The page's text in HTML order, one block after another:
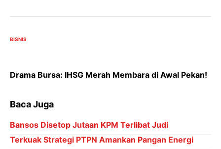
BISNIS
Drama Bursa: IHSG Merah Membara di Awal Pekan!
Baca Juga
Bansos Disetop Jutaan KPM Terlibat Judi
Terkuak Strategi PTPN Amankan Pangan Energi